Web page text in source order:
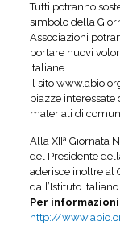
Tutti potranno
simbolo della
Associazioni
portare nuovi
italiane.
Il sito
piazze interessate
materiali di
Alla XIIª Giornata
del Presidente
aderisce inoltre al
dall’Istituto
Per informazioni
http://